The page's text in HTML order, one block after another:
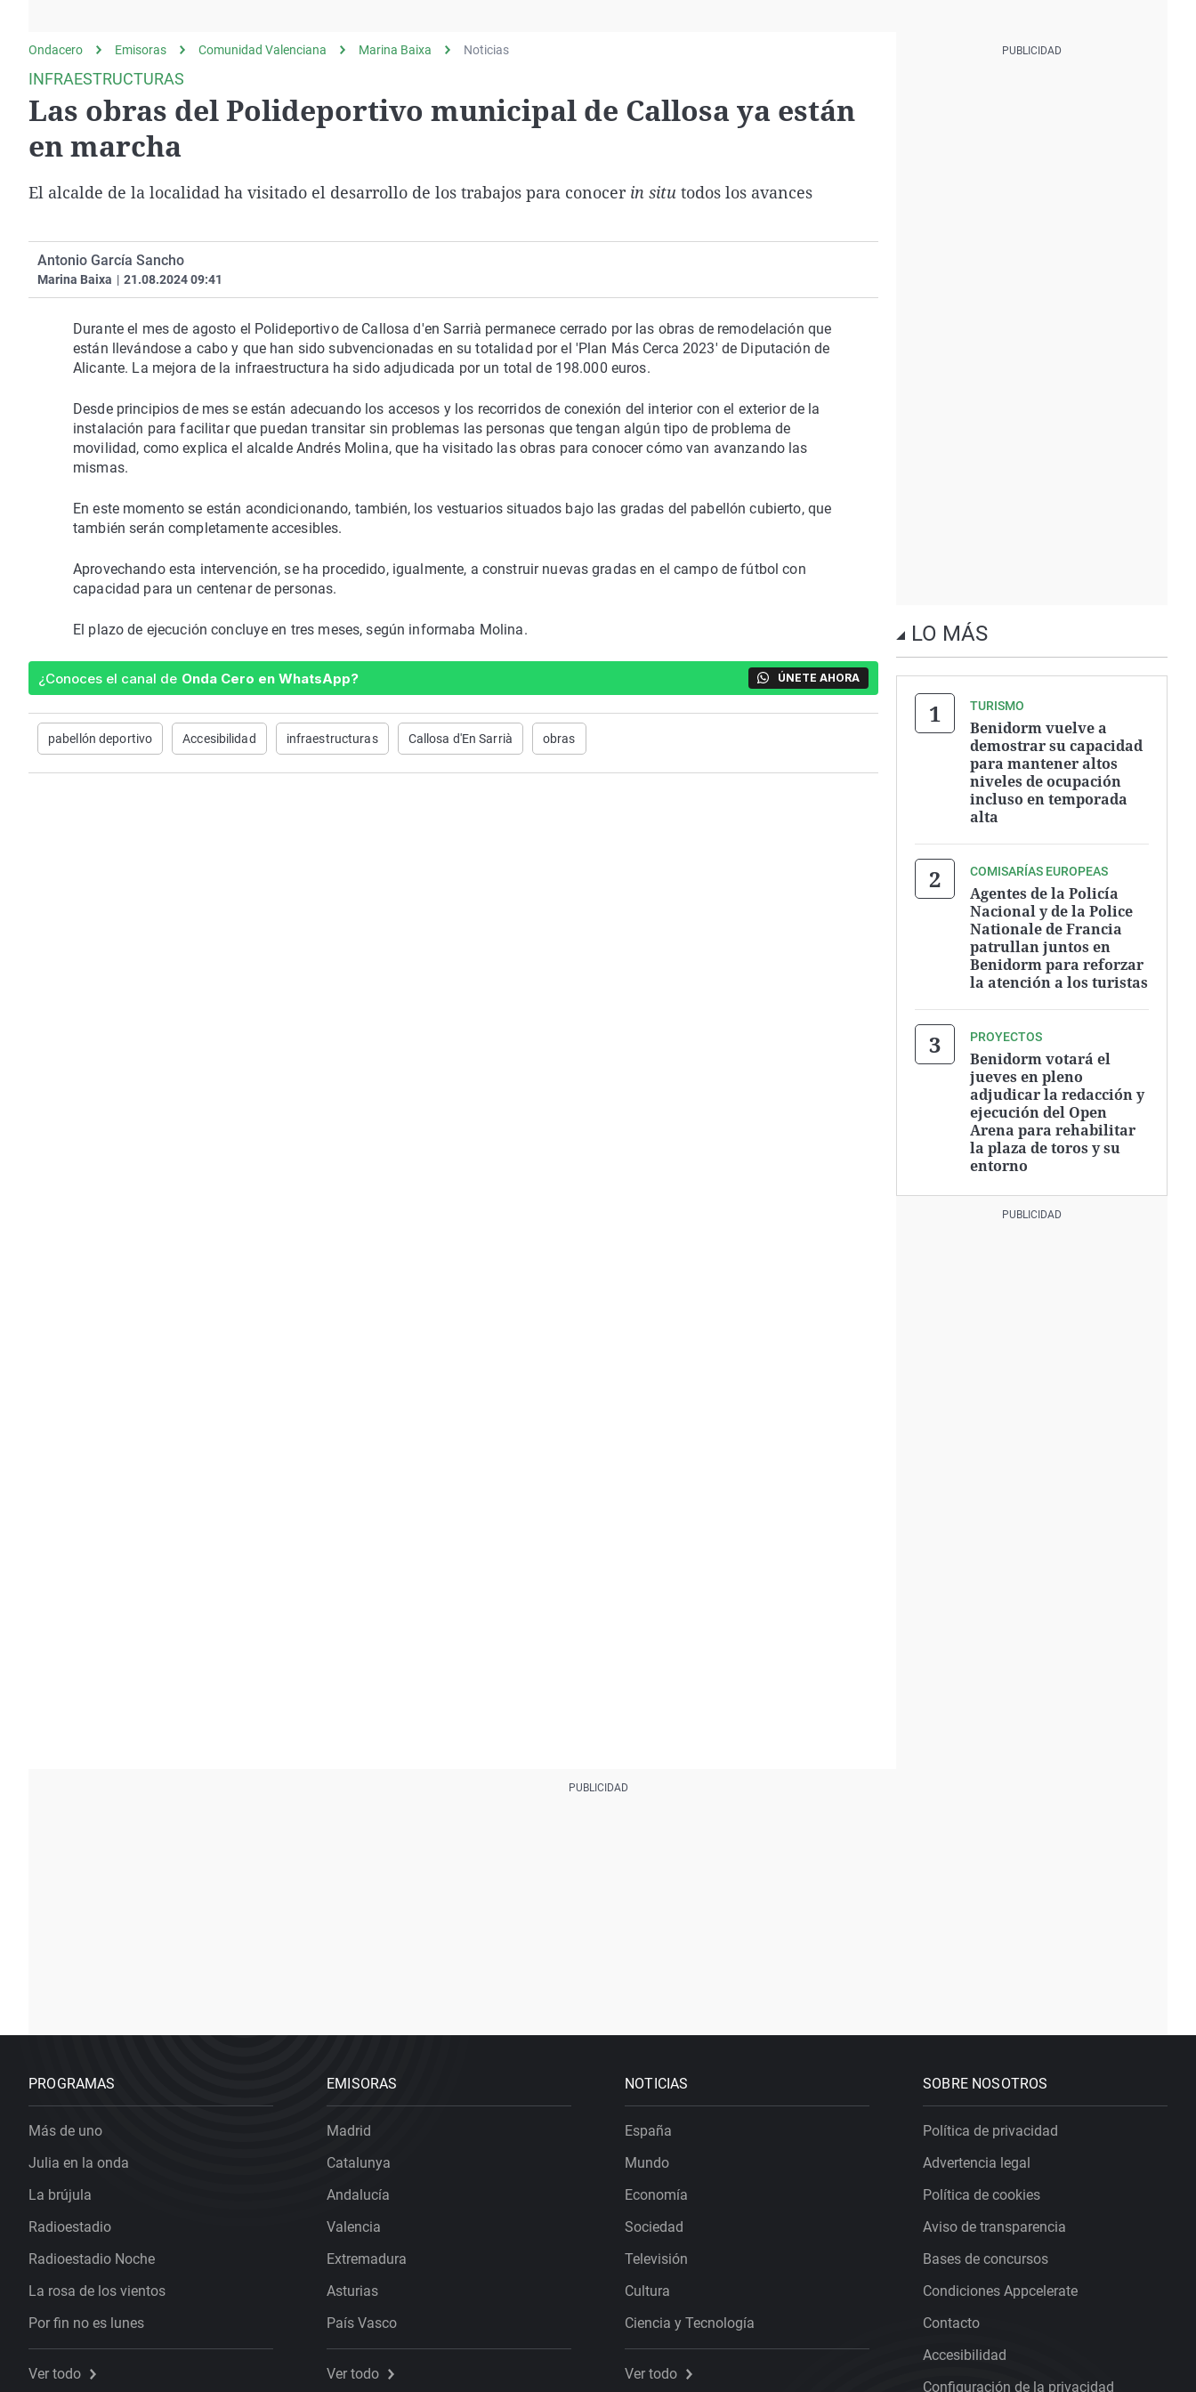
gato
Operación Viuda
Negra
País Vasco
Ondacero Emisoras Comunidad Valenciana Marina Baixa Noticias
INFRAESTRUCTURAS
Las obras del Polideportivo municipal de Callosa ya están
en marcha
El alcalde de la localidad ha visitado el desarrollo de los trabajos para conocer in situ todos los avances
Antonio García Sancho
Marina Baixa | 21.08.2024 09:41
Durante el mes de agosto el Polideportivo de Callosa d'en Sarrià permanece cerrado por las obras de remodelación que
están llevándose a cabo y que han sido subvencionadas en su totalidad por el 'Plan Más Cerca 2023' de Diputación de
Alicante. La mejora de la infraestructura ha sido adjudicada por un total de 198.000 euros.
Desde principios de mes se están adecuando los accesos y los recorridos de conexión del interior con el exterior de la
instalación para facilitar que puedan transitar sin problemas las personas que tengan algún tipo de problema de
movilidad, como explica el alcalde Andrés Molina, que ha visitado las obras para conocer cómo van avanzando las
mismas.
En este momento se están acondicionando, también, los vestuarios situados bajo las gradas del pabellón cubierto, que
también serán completamente accesibles.
Aprovechando esta intervención, se ha procedido, igualmente, a construir nuevas gradas en el campo de fútbol con
capacidad para un centenar de personas.
El plazo de ejecución concluye en tres meses, según informaba Molina.
¿Conoces el canal de Onda Cero en WhatsApp? ÚNETE AHORA
pabellón deportivo Accesibilidad infraestructuras Callosa d'En Sarrià obras
LO MÁS
TURISMO
Benidorm vuelve a
demostrar su capacidad
para mantener altos
niveles de ocupación
incluso en temporada
alta
COMISARÍAS EUROPEAS
Agentes de la Policía
Nacional y de la Police
Nationale de Francia
patrullan juntos en
Benidorm para reforzar
la atención a los turistas
PROYECTOS
Benidorm votará el
jueves en pleno
adjudicar la redacción y
ejecución del Open
Arena para rehabilitar
la plaza de toros y su
entorno
PROGRAMAS
Más de uno
Julia en la onda
La brújula
Radioestadio
Radioestadio Noche
La rosa de los vientos
Por fin no es lunes
Ver todo
EMISORAS
Madrid
Catalunya
Andalucía
Valencia
Extremadura
Asturias
País Vasco
Ver todo
NOTICIAS
España
Mundo
Economía
Sociedad
Televisión
Cultura
Ciencia y Tecnología
Ver todo
SOBRE NOSOTROS
Política de privacidad
Advertencia legal
Política de cookies
Aviso de transparencia
Bases de concursos
Condiciones Appcelerate
Contacto
Accesibilidad
Configuración de la privacidad